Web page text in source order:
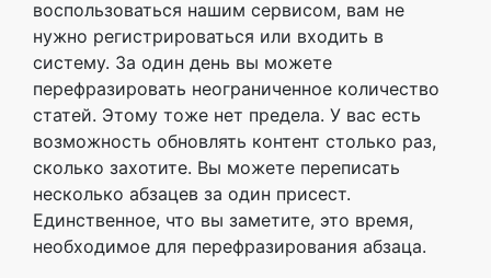
воспользоваться нашим сервисом, вам не
нужно регистрироваться или входить в
систему. За один день вы можете
перефразировать неограниченное количество
статей. Этому тоже нет предела. У вас есть
возможность обновлять контент столько раз,
сколько захотите. Вы можете переписать
несколько абзацев за один присест.
Единственное, что вы заметите, это время,
необходимое для перефразирования абзаца.